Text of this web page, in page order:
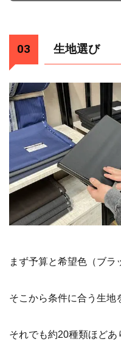
生地選び
まず予算と希望色（ブラ
そこから条件に合う生地
それでも約20種類ほどあ